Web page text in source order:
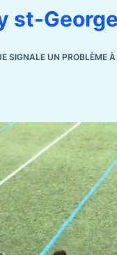
st-
SIGNALE UN PROBLÈME